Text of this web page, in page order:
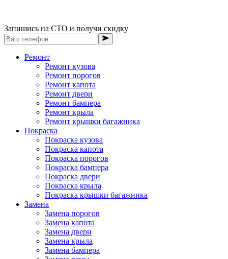
Запишись на СТО и получи скидку
Ремонт
Ремонт кузова
Ремонт порогов
Ремонт капота
Ремонт двери
Ремонт бампера
Ремонт крыла
Ремонт крышки багажника
Покраска
Покраска кузова
Покраска капота
Покраска порогов
Покраска бампера
Покраска двери
Покраска крыла
Покраска крышки багажника
Замена
Замена порогов
Замена капота
Замена двери
Замена крыла
Замена бампера